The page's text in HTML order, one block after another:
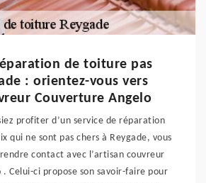
de toiture pas
: orientez-vous vers
Couverture Angelo
profiter d’un service de réparation
qui ne sont pas chers à Reygade, vous
contact avec l’artisan couvreur
Celui-ci propose son savoir-faire pour